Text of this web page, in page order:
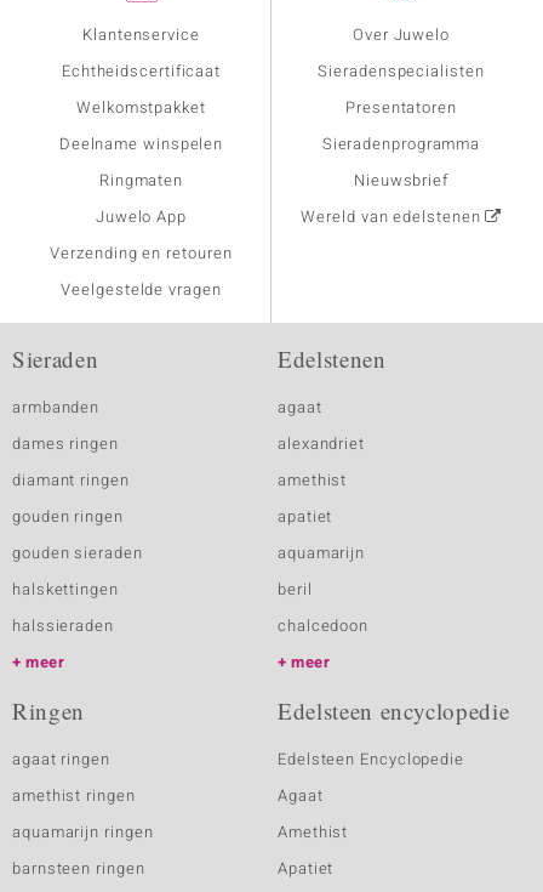
Klantenservice
Echtheidscertificaat
Welkomstpakket
Deelname winspelen
Ringmaten
Juwelo App
Verzending en retouren
Veelgestelde vragen
Over Juwelo
Sieradenspecialisten
Presentatoren
Sieradenprogramma
Nieuwsbrief
Wereld van edelstenen
Sieraden
armbanden
dames ringen
diamant ringen
gouden ringen
gouden sieraden
halskettingen
halssieraden
meer
Edelstenen
agaat
alexandriet
amethist
apatiet
aquamarijn
beril
chalcedoon
meer
Ringen
agaat ringen
amethist ringen
aquamarijn ringen
barnsteen ringen
Edelsteen encyclopedie
Edelsteen Encyclopedie
Agaat
Amethist
Apatiet